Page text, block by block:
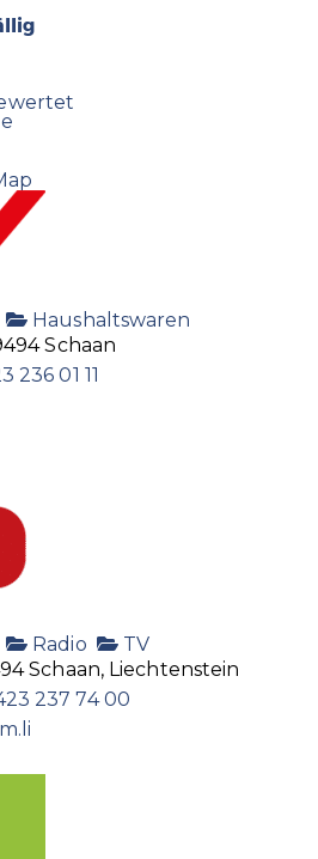
Haushaltswaren
Schaan
236 01 11
Radio
TV
Schaan, Liechtenstein
237 74 00